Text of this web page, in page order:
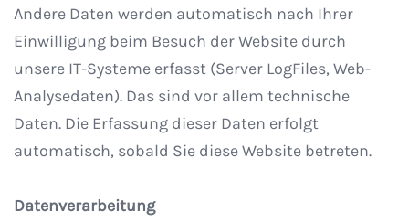
Andere Daten werden automatisch nach Ihrer
Einwilligung beim Besuch der Website durch
unsere IT-Systeme erfasst (Server LogFiles, Web-
Analysedaten). Das sind vor allem technische
Daten. Die Erfassung dieser Daten erfolgt
automatisch, sobald Sie diese Website betreten.
Datenverarbeitung